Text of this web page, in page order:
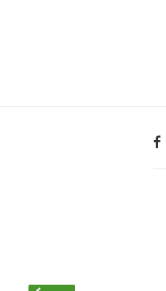
Engagement-Sprechstunde